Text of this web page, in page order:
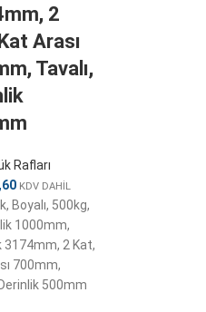
2
Arası
Tavalı,
Rafları
KDV DAHİL
Boyalı, 500kg,
1000mm,
3174mm, 2 Kat,
700mm,
500mm